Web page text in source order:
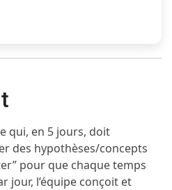
qui, en 5 jours, doit
des hypothèses/concepts
pour que chaque temps
jour, l’équipe conçoit et